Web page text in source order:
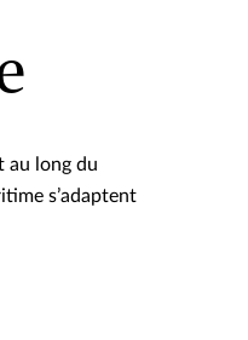
au long du
s’adaptent